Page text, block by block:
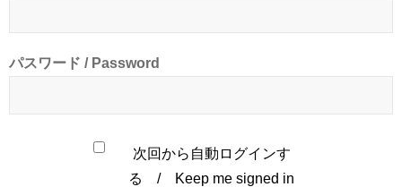
パスワード / Password
次回から自動ログインす
る / Keep me signed in